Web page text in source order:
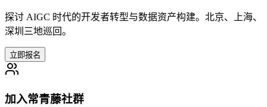
探讨 AIGC 时代的开发者转型与数据资产构建。北京、上海、
深圳三地巡回。
立即报名
加入常青藤社群